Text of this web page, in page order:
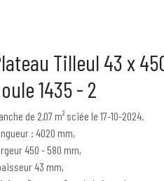
Tilleul 43 x
1435 - 2
de 2,07 m² sciée le 17-10-2024.
: 4020 mm,
450 - 580 mm,
43 mm,